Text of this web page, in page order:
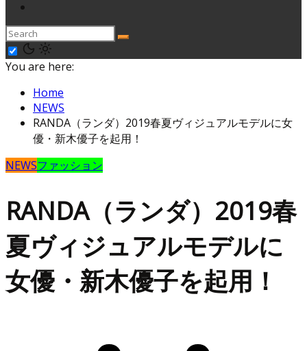
You are here:
Home
NEWS
RANDA（ランダ）2019春夏ヴィジュアルモデルに女
優・新木優子を起用！
NEWSファッション
RANDA（ランダ）2019春
夏ヴィジュアルモデルに
女優・新木優子を起用！